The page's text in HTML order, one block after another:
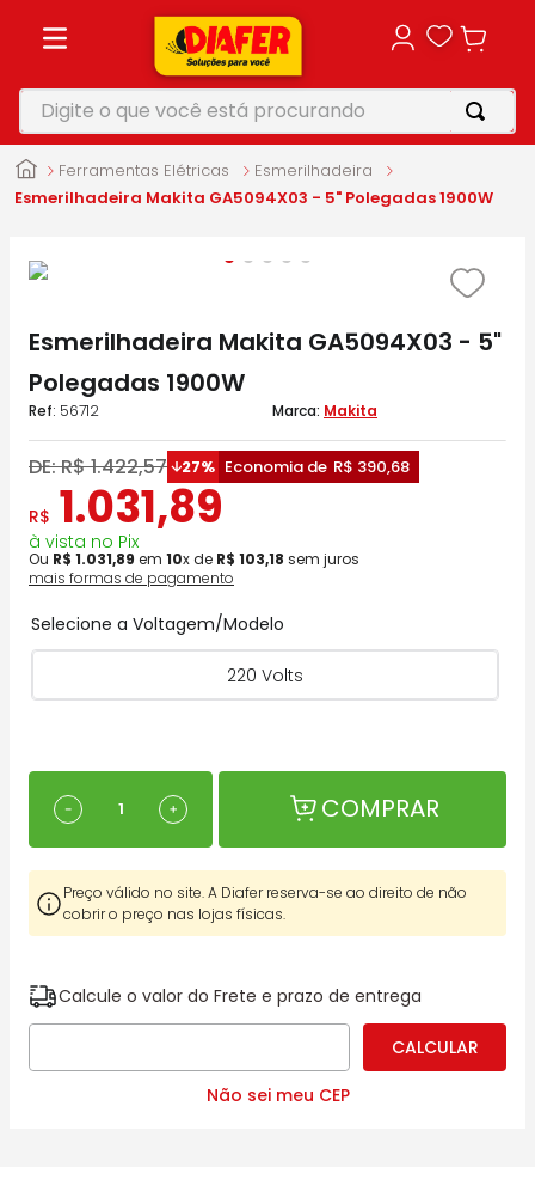
Digite o que você está procurando
Ferramentas Elétricas
Esmerilhadeira
Esmerilhadeira Makita GA5094X03 - 5" Polegadas 1900W
Esmerilhadeira Makita GA5094X03 - 5"
Polegadas 1900W
: 56712 Makita
DE:R$1.422,57 27% Economia de R$ 390,68
R$ 1.031,89
à vista no Pix
Ou R$ 1.031,89 em 10x de R$ 103,18 sem juros
mais formas de pagamento
Selecione a Voltagem/Modelo
220 Volts
＋
－ COMPRAR
Preço válido no site. A Diafer reserva-se ao direito de não
cobrir o preço nas lojas físicas.
Calcule o valor do Frete e prazo de entrega
Não sei meu CEP
1º
motosserra